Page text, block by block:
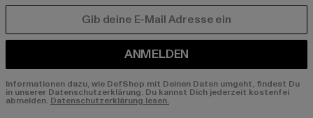
ANMELDEN
Informationen dazu, wie DefShop mit Deinen Daten umgeht, findest Du
in unserer Datenschutzerklärung. Du kannst Dich jederzeit kostenfei
abmelden. Datenschutzerklärung lesen.